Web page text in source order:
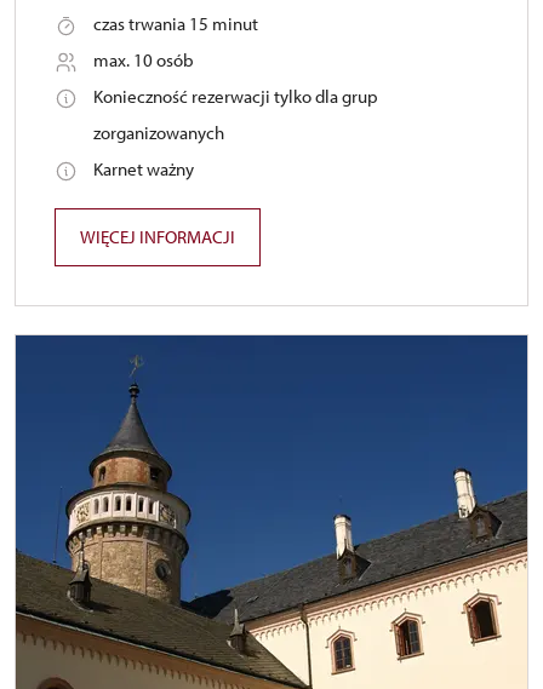
czas trwania 15 minut
max. 10 osób
Konieczność rezerwacji tylko dla grup
zorganizowanych
Karnet ważny
WIĘCEJ INFORMACJI